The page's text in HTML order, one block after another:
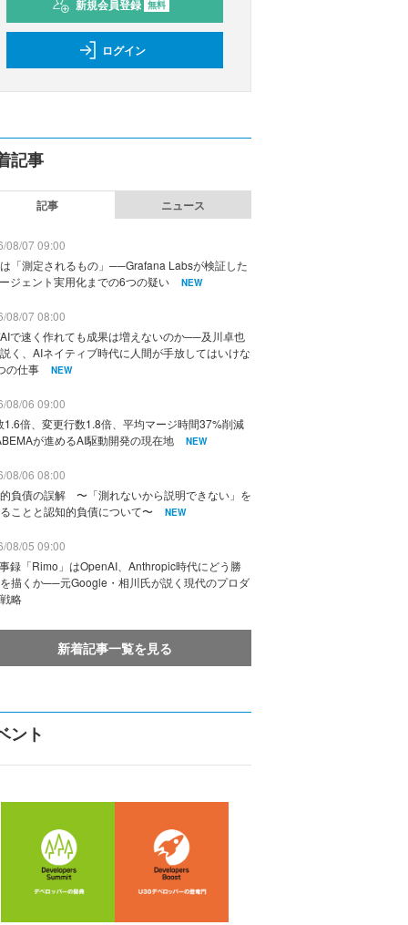
新規会員登録 無料
ログイン
記事
記事 ニュース
08/07 09:00
「測定されるもの」──Grafana Labsが検証した
ジェント実用化までの6つの疑い
NEW
08/07 08:00
で速く作れても成果は増えないのか──及川卓也
く、AIネイティブ時代に人間が手放してはいけな
の仕事
NEW
08/06 09:00
1.6倍、変更行数1.8倍、平均マージ時間37%削減
が進めるAI駆動開発の現在地
NEW
08/06 08:00
負債の誤解 〜「測れないから説明できない」を
ことと認知的負債について〜
NEW
08/05 09:00
録「Rimo」はOpenAI、Anthropic時代にどう勝
描くか──元Google・相川氏が説く現代のプロダ
略
新着記事一覧を見る
ント